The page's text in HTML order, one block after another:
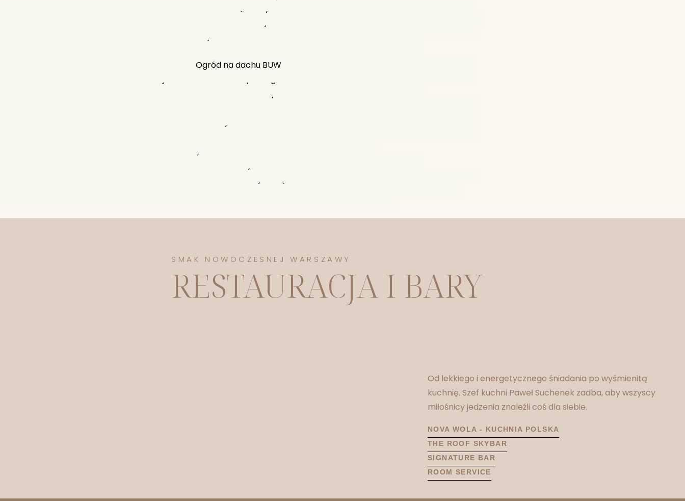
Ogród na dachu BUW
SMAK NOWOCZESNEJ WARSZAWY
RESTAURACJA I BARY
Od lekkiego i energetycznego śniadania po wyśmienitą
kuchnię. Szef kuchni Paweł Suchenek zadba, aby wszyscy
miłośnicy jedzenia znaleźli coś dla siebie.
NOVA WOLA - KUCHNIA POLSKA
THE ROOF SKYBAR
SIGNATURE BAR
ROOM SERVICE